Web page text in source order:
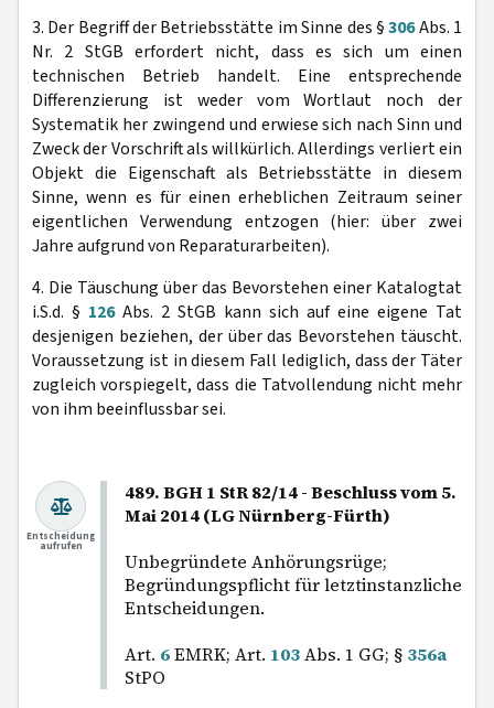
3. Der Begriff der Betriebsstätte im Sinne des §306Abs. 1
Nr. 2 StGB erfordert nicht, dass es sich um einen
technischen Betrieb handelt. Eine entsprechende
Differenzierung ist weder vom Wortlaut noch der
Systematik her zwingend und erwiese sich nach Sinn und
Zweck der Vorschrift als willkürlich. Allerdings verliert ein
Objekt die Eigenschaft als Betriebsstätte in diesem
Sinne, wenn es für einen erheblichen Zeitraum seiner
eigentlichen Verwendung entzogen (hier: über zwei
Jahre aufgrund von Reparaturarbeiten).
4. Die Täuschung über das Bevorstehen einer Katalogtat
i.S.d. § 126Abs. 2 StGB kann sich auf eine eigene Tat
desjenigen beziehen, der über das Bevorstehen täuscht.
Voraussetzung ist in diesem Fall lediglich, dass der Täter
zugleich vorspiegelt, dass die Tatvollendung nicht mehr
von ihm beeinflussbar sei.
489. BGH 1 StR 82/14 - Beschluss vom 5.
Mai 2014 (LG Nürnberg-Fürth)
Unbegründete Anhörungsrüge;
Begründungspflicht für letztinstanzliche
Entscheidungen.
Art. 6EMRK; Art. 103Abs. 1 GG; § 356a
StPO
Entscheidung
aufrufen